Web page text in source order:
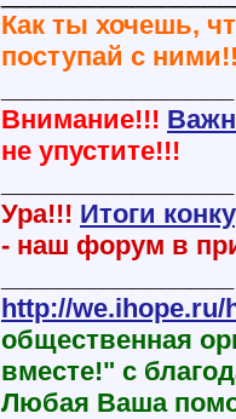
Как ты хочешь,
поступай с
Внимание!!!
не упустите!!!
Ура!!! Итоги
- наш форум в
http://we.ihope.ru/
общественная
вместе!" с
Любая Ваша